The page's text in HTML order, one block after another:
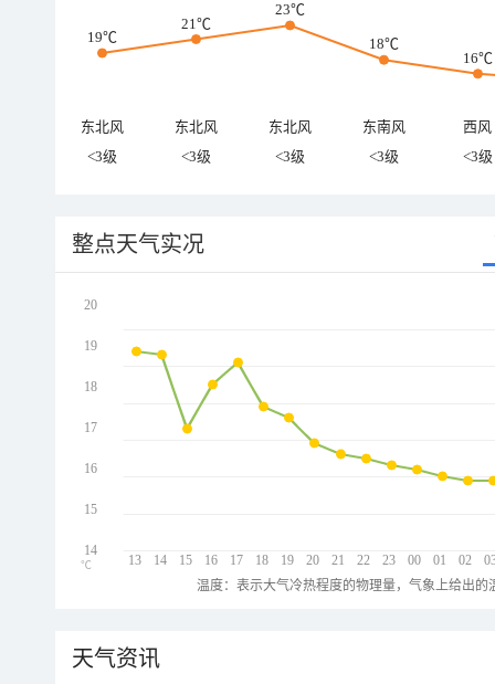
19℃
21℃
23℃
18℃
16℃
东北风 东北风 东北风 东南风
西风
<3级
<3级 <3级 <3级 <3级
整点天气实况
13 14 15 16 17 18 19 20 21 22 23 00 01 02
20
19
18
17
16
15
14
℃
温度：表示大气冷热程度的物理量，气象上给出
天气资讯